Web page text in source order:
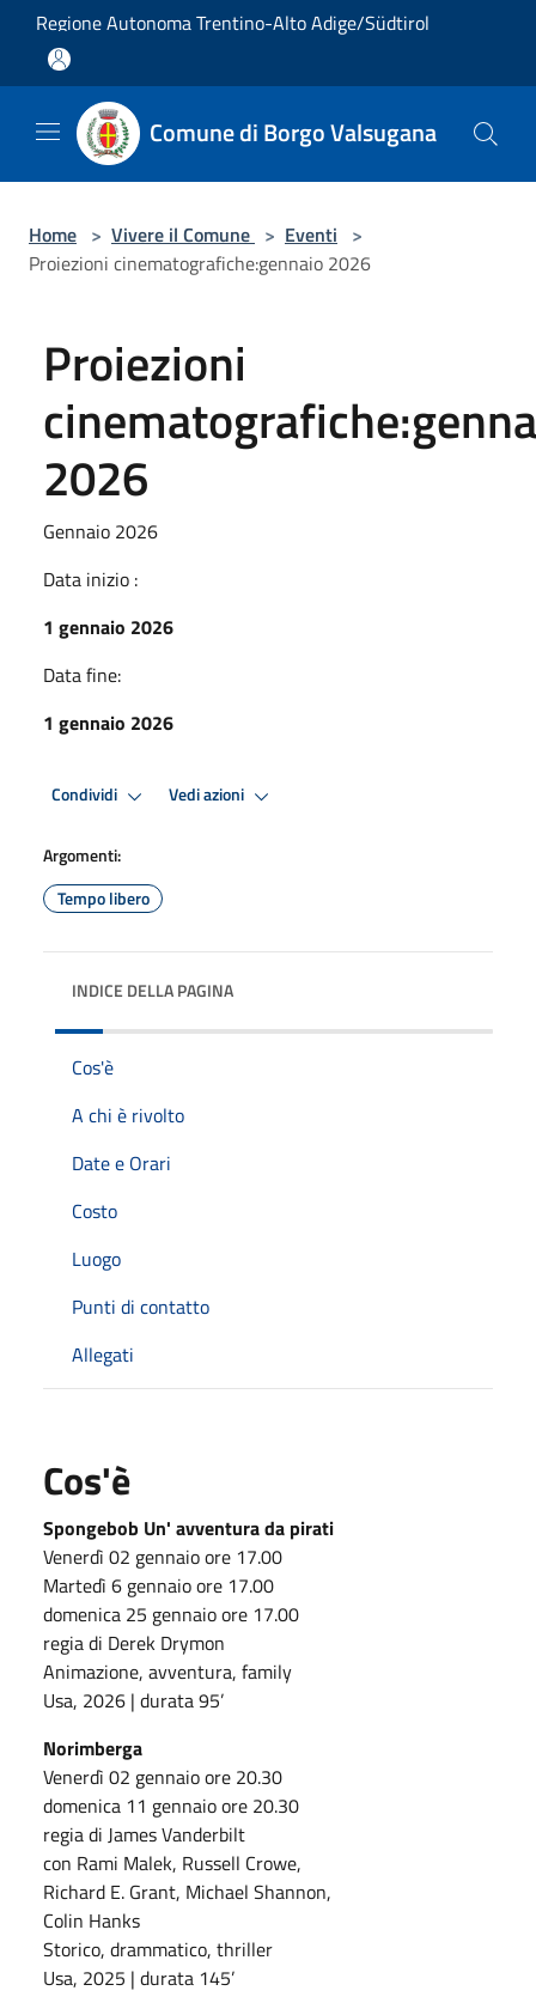
Salta al contenuto principale
Regione Autonoma Trentino-Alto Adige/Südtirol
Comune di Borgo Valsugana
Home > Vivere il Comune > Eventi >
Proiezioni cinematografiche:gennaio 2026
Proiezioni
2026
Gennaio 2026
Data inizio :
1 gennaio 2026
Data fine:
1 gennaio 2026
Condividi Vedi azioni
Argomenti:
Tempo libero
INDICE DELLA PAGINA
Cos'è
A chi è rivolto
Date e Orari
Costo
Luogo
Punti di contatto
Allegati
Cos'è
Spongebob Un' avventura da pirati
Venerdì 02 gennaio ore 17.00
Martedì 6 gennaio ore 17.00
domenica 25 gennaio ore 17.00
regia di Derek Drymon
Animazione, avventura, family
Usa, 2026 | durata 95’
Norimberga
Venerdì 02 gennaio ore 20.30
domenica 11 gennaio ore 20.30
regia di James Vanderbilt
con Rami Malek, Russell Crowe,
Richard E. Grant, Michael Shannon,
Colin Hanks
Storico, drammatico, thriller
Usa, 2025 | durata 145’